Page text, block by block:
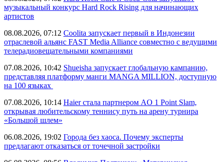
музыкальный конкурс Hard Rock Rising для начинающих
артистов
08.08.2026, 07:12 Coolita запускает первый в Индонезии
отраслевой альянс FAST Media Alliance совместно с ведущими
телерадиовещательными компаниями
07.08.2026, 10:42 Shueisha запускает глобальную кампанию,
представляя платформу манги MANGA MILLION, доступную
на 100 языках
07.08.2026, 10:14 Haier стала партнером AO 1 Point Slam,
открывая любительскому теннису путь на арену турнира
«Большой шлем»
06.08.2026, 19:02 Города без хаоса. Почему эксперты
предлагают отказаться от точечной застройки